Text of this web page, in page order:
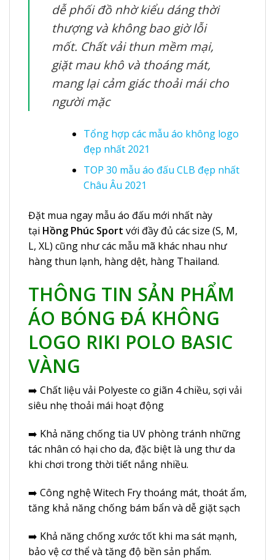
dễ phối đồ nhờ kiểu dáng thời
thượng và không bao giờ lỗi
mốt. Chất vải thun mềm mại,
giặt mau khô và thoáng mát,
mang lại cảm giác thoải mái cho
người mặc
Tổng hợp các mẫu áo không logo
đẹp nhất 2021
TOP 30 mẫu áo đấu CLB đẹp nhất
Châu Âu 2021
Đặt mua ngay mẫu áo đấu mới nhất này
tại Hồng Phúc Sport với đầy đủ các size (S, M,
L, XL) cũng như các mẫu mã khác nhau như
hàng thun lạnh, hàng dệt, hàng Thailand.
THÔNG TIN SẢN PHẨM
ÁO BÓNG ĐÁ KHÔNG
LOGO RIKI POLO BASIC
VÀNG
➡️ Chất liệu vải Polyeste co giãn 4 chiều, sợi vải
siêu nhẹ thoải mái hoạt động
➡️ Khả năng chống tia UV phòng tránh những
tác nhân có hại cho da, đặc biệt là ung thư da
khi chơi trong thời tiết nắng nhiều.
➡️ Công nghệ Witech Fry thoáng mát, thoát ẩm,
tăng khả năng chống bám bẩn và dễ giặt sạch
➡️ Khả năng chống xước tốt khi ma sát mạnh,
bảo vệ cơ thể và tăng độ bền sản phẩm.